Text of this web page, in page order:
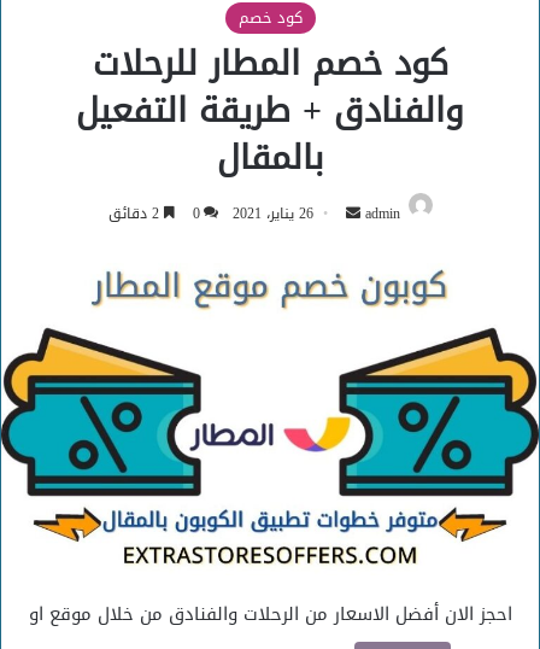
كود خصم
كود خصم المطار للرحلات
والفنادق + طريقة التفعيل
بالمقال
admin
أرسل
إلكترونيا
26 يناير، 2021 0 2 دقائق
احجز الان أفضل الاسعار من الرحلات والفنادق من خلال موقع او